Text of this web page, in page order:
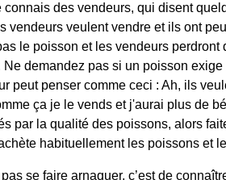
des vendeurs, qui disent
vendeurs veulent vendre et ils ont
le poisson et les vendeurs
demandez pas si un poisson
peut penser comme ceci : Ah, ils
ça je le vends et j'aurai plus de
par la qualité des poissons, alors
habituellement les poissons et
se faire arnaquer, c’est de